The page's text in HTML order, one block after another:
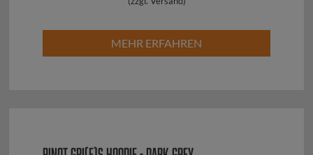
MEHR ERFAHREN